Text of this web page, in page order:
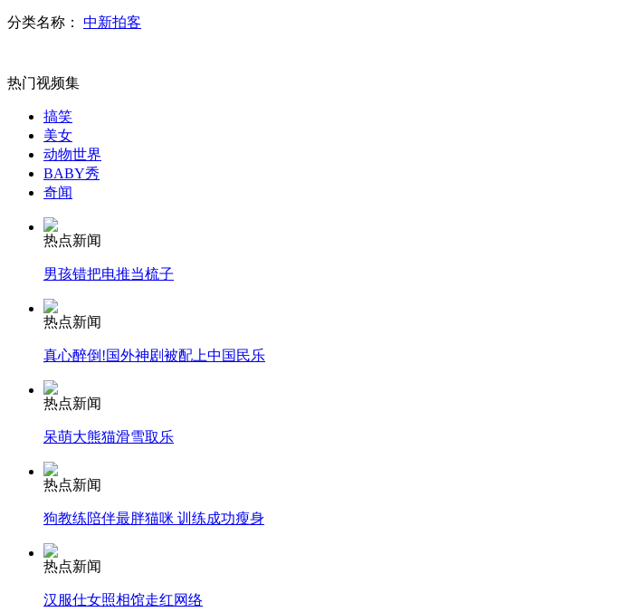
韩政府谴责日官员参加"竹岛日"活动
实拍男子嘴叼小鱼近距离挑逗鳄鱼
12岁女孩因未做完寒假作业出去"避难"
山西运城恶犬咬伤多人 警民合力深夜将其击毙
女孩北京地铁殴打老人 痛下狠手拳打脚踢
分类名称： 中新拍客
热门视频集
搞笑
美女
动物世界
BABY秀
奇闻
热点新闻
男孩错把电推当梳子
热点新闻
真心醉倒!国外神剧被配上中国民乐
热点新闻
呆萌大熊猫滑雪取乐
热点新闻
狗教练陪伴最胖猫咪 训练成功瘦身
热点新闻
汉服仕女照相馆走红网络